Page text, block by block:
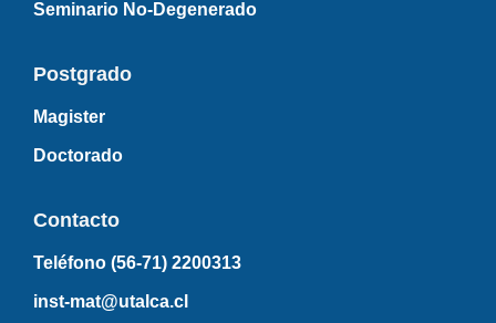
Seminario No-Degenerado
Postgrado
Magister
Doctorado
Contacto
Teléfono (56-71) 2200313
inst-mat@utalca.cl